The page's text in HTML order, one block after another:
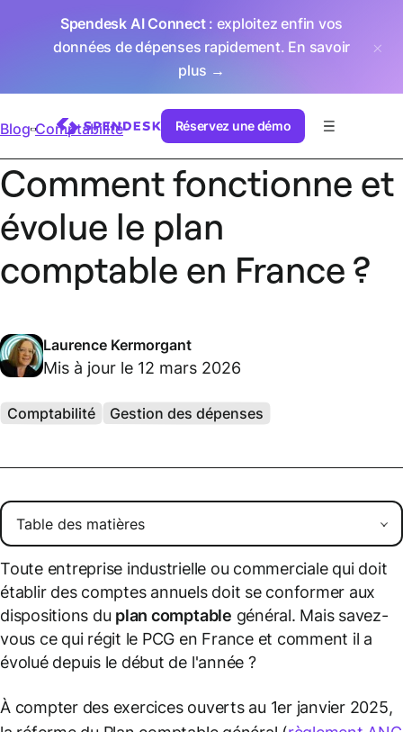
Spendesk AI Connect: exploitez enfin vos
données de dépenses rapidement. En savoir
plus →
Réservez une démo
Blog Comptabilité
Comment fonctionne et
évolue le plan
comptable en France ?
Laurence Kermorgant
Mis à jour le 12 mars 2026
Comptabilité Gestion des dépenses
Toute entreprise industrielle ou commerciale qui doit
établir des comptes annuels doit se conformer aux
dispositions du plan comptable général. Mais savez-
vous ce qui régit le PCG en France et comment il a
évolué depuis le début de l'année ?
À compter des exercices ouverts au 1er janvier 2025,